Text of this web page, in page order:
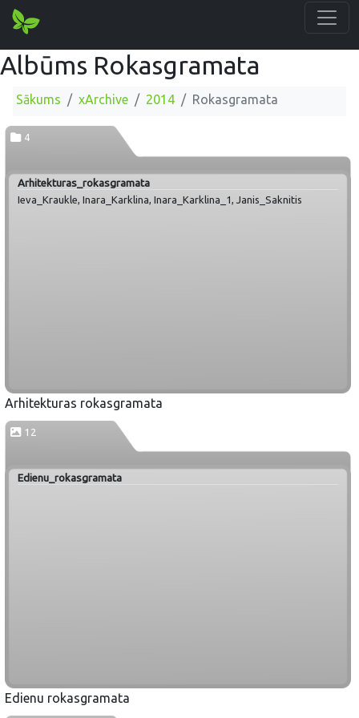
Albūms Rokasgramata
Sākums xArchive 2014 Rokasgramata
4
Arhitekturas_rokasgramata
Ieva_Kraukle, Inara_Karklina, Inara_Karklina_1, Janis_Saknitis
Arhitekturas rokasgramata
12
Edienu_rokasgramata
Edienu rokasgramata